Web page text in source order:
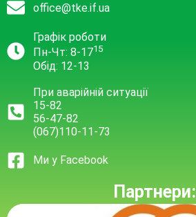
радіти
світлим
відчуттям,
прокидаються
в
нас
цей
святковий
цього
office@tke.if.ua
Графік роботи
Пн-Чт: 8-1715
Обід: 12-13
При аварійній ситуації
15-82
56-47-82
(067)110-11-73
Ми у Facebook
Партнери: